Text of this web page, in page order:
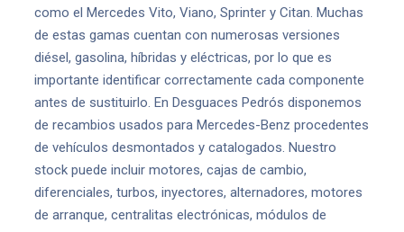
como el Mercedes Vito, Viano, Sprinter y Citan. Muchas
de estas gamas cuentan con numerosas versiones
diésel, gasolina, híbridas y eléctricas, por lo que es
importante identificar correctamente cada componente
antes de sustituirlo. En Desguaces Pedrós disponemos
de recambios usados para Mercedes-Benz procedentes
de vehículos desmontados y catalogados. Nuestro
stock puede incluir motores, cajas de cambio,
diferenciales, turbos, inyectores, alternadores, motores
de arranque, centralitas electrónicas, módulos de